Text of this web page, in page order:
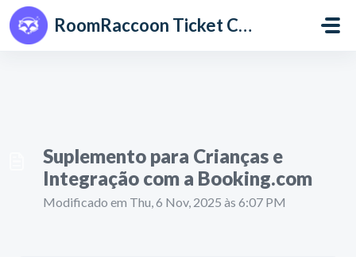
Avançar para o conteúdo principal
RoomRaccoon Ticket Centre
Suplemento para Crianças e
Integração com a Booking.com
Modificado em Thu, 6 Nov, 2025 às 6:07 PM